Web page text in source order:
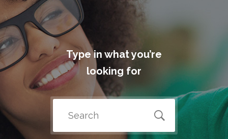
Type in what you’re
looking for